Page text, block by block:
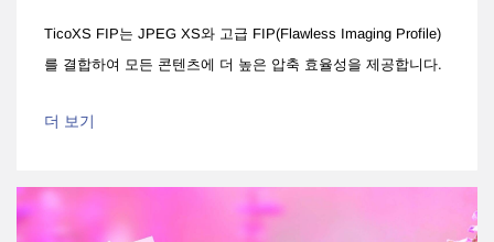
TicoXS FIP는 JPEG XS와 고급 FIP(Flawless Imaging Profile)
를 결합하여 모든 콘텐츠에 더 높은 압축 효율성을 제공합니다.
더 보기